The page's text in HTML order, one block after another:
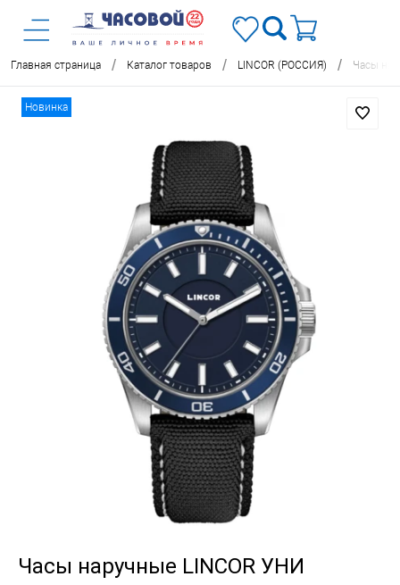
Главная страница / Каталог товаров / LINCOR (РОССИЯ) / Часы
Новинка
Часы наручные LINCOR УНИ